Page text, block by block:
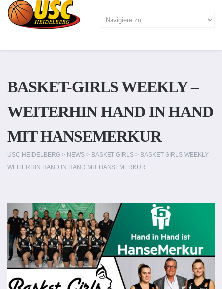
BASKET-GIRLS WEEKLY –
WEITERHIN HAND IN HAND
MIT HANSEMERKUR
USC HEIDELBERG > NEWS > BASKET-GIRLS > BASKET-GIRLS WEEKLY –
WEITERHIN HAND IN HAND MIT HANSEMERKUR